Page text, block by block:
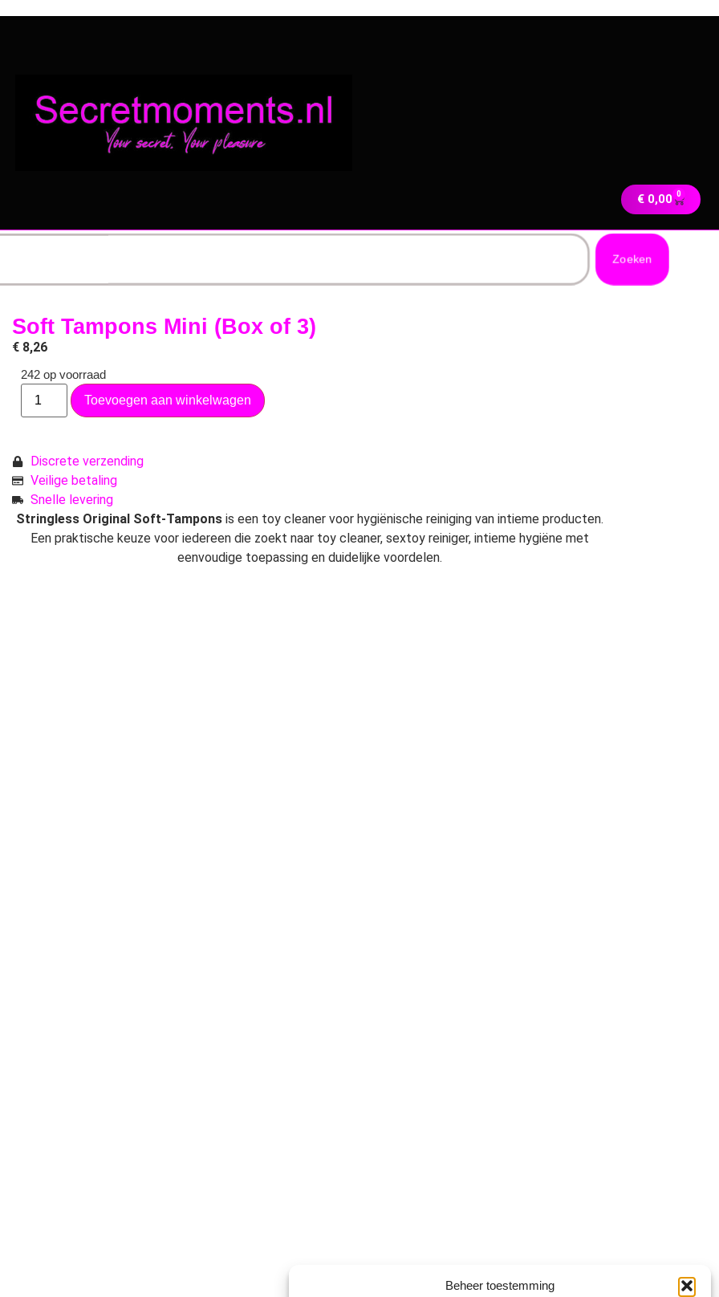
Beheer toestemming
€0,00 0
Zoeken
Soft Tampons Mini (Box of 3)
€ 8,26
242 op voorraad
Toevoegen aan winkelwagen
Discrete verzending
Veilige betaling
Snelle levering
Stringless Original Soft-Tampons is een toy cleaner voor hygiënische reiniging van intieme producten.
Een praktische keuze voor iedereen die zoekt naar toy cleaner, sextoy reiniger, intieme hygiëne met
eenvoudige toepassing en duidelijke voordelen.